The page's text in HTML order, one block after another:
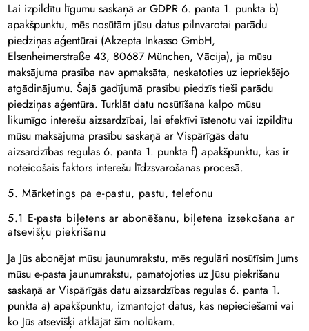
Lai izpildītu līgumu saskaņā ar GDPR 6. panta 1. punkta b)
apakšpunktu, mēs nosūtām jūsu datus pilnvarotai parādu
piedziņas aģentūrai (Akzepta Inkasso GmbH,
Elsenheimerstraße 43, 80687 München, Vācija), ja mūsu
maksājuma prasība nav apmaksāta, neskatoties uz iepriekšējo
atgādinājumu. Šajā gadījumā prasību piedzīs tieši parādu
piedziņas aģentūra. Turklāt datu nosūtīšana kalpo mūsu
likumīgo interešu aizsardzībai, lai efektīvi īstenotu vai izpildītu
mūsu maksājuma prasību saskaņā ar Vispārīgās datu
aizsardzības regulas 6. panta 1. punkta f) apakšpunktu, kas ir
noteicošais faktors interešu līdzsvarošanas procesā.
5. Mārketings pa e-pastu, pastu, telefonu
5.1 E-pasta biļetens ar abonēšanu, biļetena izsekošana ar
atsevišķu piekrišanu
Ja Jūs abonējat mūsu jaunumrakstu, mēs regulāri nosūtīsim Jums
mūsu e-pasta jaunumrakstu, pamatojoties uz Jūsu piekrišanu
saskaņā ar Vispārīgās datu aizsardzības regulas 6. panta 1.
punkta a) apakšpunktu, izmantojot datus, kas nepieciešami vai
ko Jūs atsevišķi atklājāt šim nolūkam.